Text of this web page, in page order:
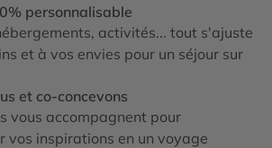
personnalisable
activités... tout s'ajuste
et à vos envies pour un séjour sur
et co-concevons
vous accompagnent pour
vos inspirations en un voyage